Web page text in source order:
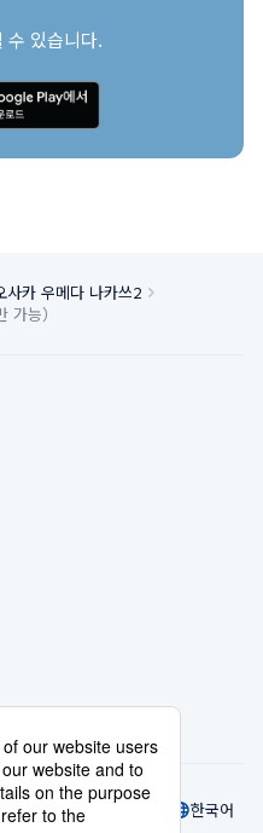
있습니다.
사카 우메다 나카쓰2
가능）
한국어